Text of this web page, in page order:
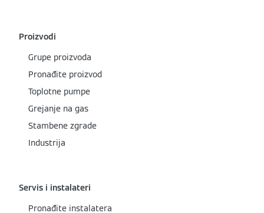
Proizvodi
Grupe proizvoda
Pronađite proizvod
Toplotne pumpe
Grejanje na gas
Stambene zgrade
Industrija
Servis i instalateri
Pronađite instalatera